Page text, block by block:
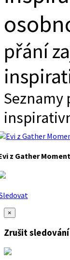
přání
Seznamy
z Gather
×
Zrušit sledování